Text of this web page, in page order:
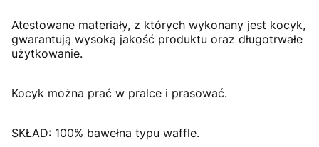
Atestowane materiały, z których wykonany jest kocyk,
gwarantują wysoką jakość produktu oraz długotrwałe
użytkowanie.
Kocyk można prać w pralce i prasować.
SKŁAD: 100% bawełna typu waffle.